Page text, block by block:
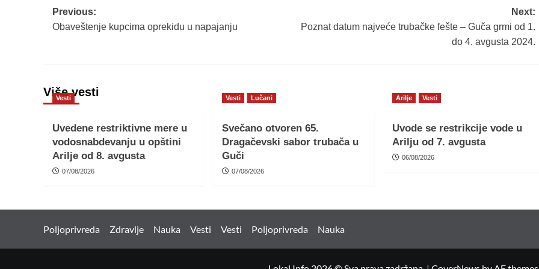
Post
navigation
Previous:
Obaveštenje kupcima oprekidu u napajanju
Next:
Poznat datum najveće trubačke fešte – Guča grmi od 1.
do 4. avgusta 2024.
Više vesti
Vesti
Uvedene restriktivne mere u
vodosnabdevanju u opštini
Arilje od 8. avgusta
07/08/2026
Vesti Lučani
Svečano otvoren 65.
Dragačevski sabor trubača u
Guči
07/08/2026
Arilje Vesti
Uvode se restrikcije vode u
Arilju od 7. avgusta
06/08/2026
Poljoprivreda Zdravlje Nauka Vesti Vesti Poljoprivreda Nauka